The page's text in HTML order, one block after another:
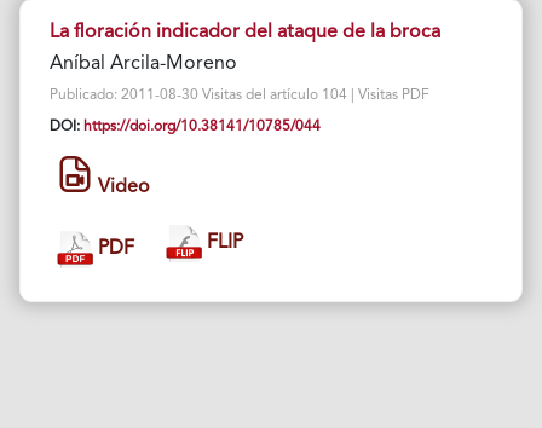
La floración indicador del ataque de la broca
Aníbal Arcila-Moreno
Publicado: 2011-08-30 Visitas del artículo 104 | Visitas PDF
DOI: https://doi.org/10.38141/10785/044
Video
PDF FLIP